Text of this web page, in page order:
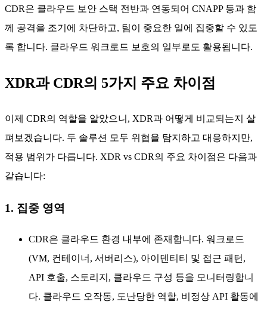
CDR은 클라우드 보안 스택 전반과 연동되어 CNAPP 등과 함
께 공격을 조기에 차단하고, 팀이 중요한 일에 집중할 수 있도
록 합니다. 클라우드 워크로드 보호의 일부로도 활용됩니다.
XDR과 CDR의 5가지 주요 차이점
이제 CDR의 역할을 알았으니, XDR과 어떻게 비교되는지 살
펴보겠습니다. 두 솔루션 모두 위협을 탐지하고 대응하지만,
적용 범위가 다릅니다. XDR vs CDR의 주요 차이점은 다음과
같습니다:
1. 집중 영역
CDR은 클라우드 환경 내부에 존재합니다. 워크로드
(VM, 컨테이너, 서버리스), 아이덴티티 및 접근 패턴,
API 호출, 스토리지, 클라우드 구성 등을 모니터링합니
다. 클라우드 오작동, 도난당한 역할, 비정상 API 활동에